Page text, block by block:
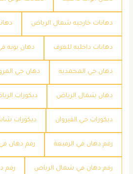
دهانات خارجيه شمال الرياض
دهانات داخليه للغرف دهان بويه
دهان حي المحمديه دهان حي
دهان شمال الرياض ديكورات
ديكورات حي القيروان ديكورات
رقم دهان في الرفيعة رقم دهان
رقم دهان في شمال الرياض رقم